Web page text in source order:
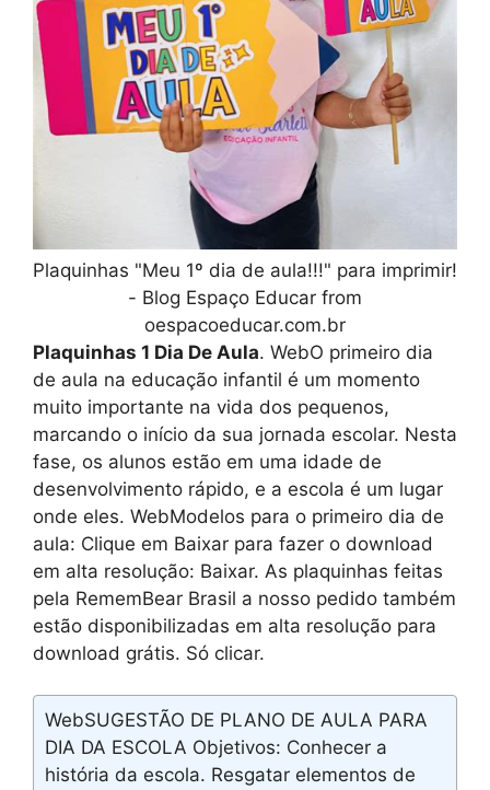
Plaquinhas "Meu 1º dia de aula!!!" para imprimir!
- Blog Espaço Educar from
oespacoeducar.com.br
Plaquinhas 1 Dia De Aula. WebO primeiro dia
de aula na educação infantil é um momento
muito importante na vida dos pequenos,
marcando o início da sua jornada escolar. Nesta
fase, os alunos estão em uma idade de
desenvolvimento rápido, e a escola é um lugar
onde eles. WebModelos para o primeiro dia de
aula: Clique em Baixar para fazer o download
em alta resolução: Baixar. As plaquinhas feitas
pela RememBear Brasil a nosso pedido também
estão disponibilizadas em alta resolução para
download grátis. Só clicar.
WebSUGESTÃO DE PLANO DE AULA PARA
DIA DA ESCOLA Objetivos: Conhecer a
história da escola. Resgatar elementos de